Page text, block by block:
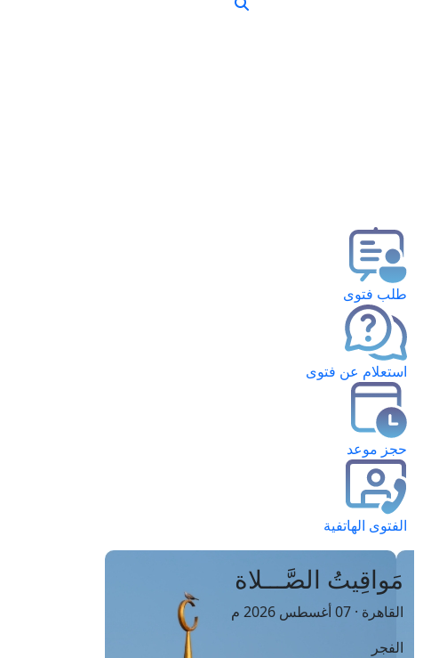
طلب فتوى
استعلام عن فتوى
حجز موعد
الفتوى الهاتفية
مَواقِيتُ الصَّـــلاة
القاهرة · 07 أغسطس 2026 م
الفجر